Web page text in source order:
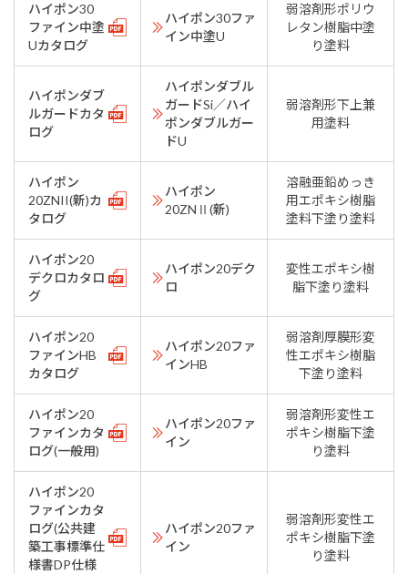
ハイポン30
ファイン中塗
Uカタログ
ハイポン30ファ
イン中塗U
弱溶剤形ポリウ
レタン樹脂中塗
り塗料
ハイポンダブ
ルガードカタ
ログ
ハイポンダブル
ガードSi／ハイ
ポンダブルガー
ドU
弱溶剤形下上兼
用塗料
ハイポン
20ZNII(新)カ
タログ
ハイポン
20ZNⅡ(新)
溶融亜鉛めっき
用エポキシ樹脂
塗料下塗り塗料
ハイポン20
デクロカタロ
グ
ハイポン20デク
ロ
変性エポキシ樹
脂下塗り塗料
ハイポン20
ファインHB
カタログ
ハイポン20ファ
インHB
弱溶剤厚膜形変
性エポキシ樹脂
下塗り塗料
ハイポン20
ファインカタ
ログ(一般用)
ハイポン20ファ
イン
弱溶剤形変性エ
ポキシ樹脂下塗
り塗料
ハイポン20
ファインカタ
ログ(公共建
築工事標準仕
様書DP仕様
ハイポン20ファ
イン
弱溶剤形変性エ
ポキシ樹脂下塗
り塗料